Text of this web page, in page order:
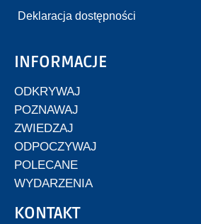
Deklaracja dostępności
INFORMACJE
ODKRYWAJ
POZNAWAJ
ZWIEDZAJ
ODPOCZYWAJ
POLECANE
WYDARZENIA
KONTAKT